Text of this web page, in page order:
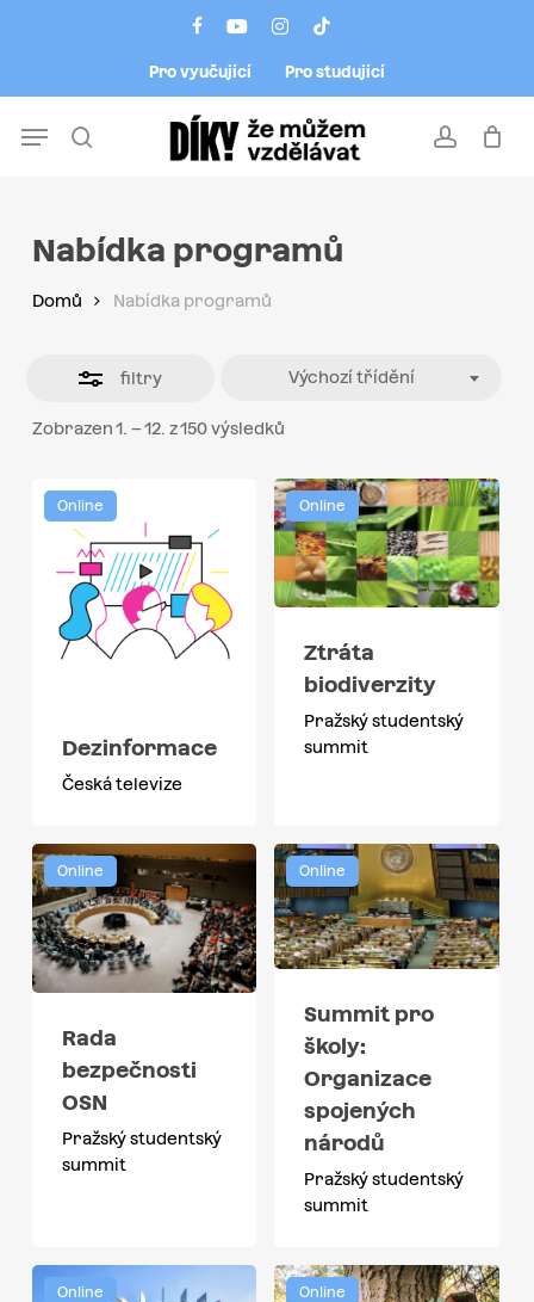
facebookyoutubeinstagram
tiktok
Pro vyučující Pro studující
account
Menu
Nabídka programů
Domů Nabídka programů
filtry
Zobrazen 1. – 12. z 150 výsledků
Výchozí třídění
Online
Dezinformace
Česká televize
Online
Ztráta
biodiverzity
Pražský studentský
summit
Online
Rada
bezpečnosti
OSN
Pražský studentský
summit
Online
Summit pro
školy:
Organizace
spojených
národů
Pražský studentský
summit
Online Online